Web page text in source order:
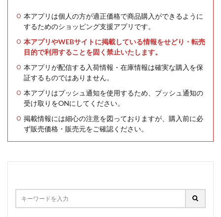
本アプリは個人の方が適正価格で商品購入ができるように
するためのショッピング支援アプリです。
本アプリやWEBサイトに掲載している情報をせどり・転売
目的で利用することを固く禁止いたします。
本アプリが配信する入荷情報・在庫情報は確実な購入を保
証するものではありません。
本アプリはプッシュ通知を使用するため、プッシュ通知の
受け取りをONにしてください。
掲載情報には細心の注意を図っておりますが、購入前に必
ず販売価格・販売元をご確認ください。